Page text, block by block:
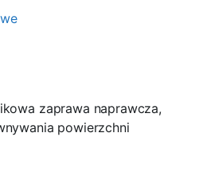
zaprawa naprawcza,
powierzchni